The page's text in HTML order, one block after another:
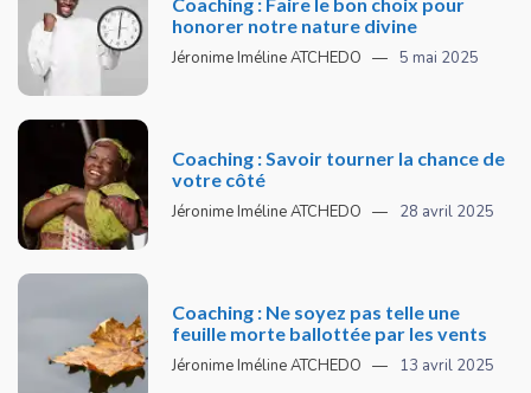
honorer notre nature divine
Jéronime Iméline ATCHEDO 5 mai 2025
Coaching : Savoir tourner la chance de
votre côté
Jéronime Iméline ATCHEDO 28 avril 2025
Coaching : Ne soyez pas telle une
feuille morte ballottée par les vents
Jéronime Iméline ATCHEDO 13 avril 2025